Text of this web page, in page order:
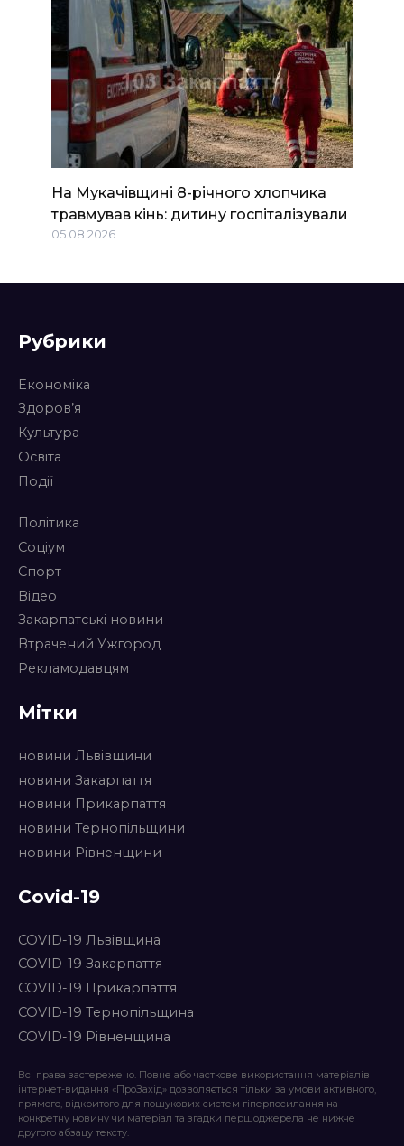
На Мукачівщині 8-річного хлопчика
травмував кінь: дитину госпіталізували
05.08.2026
Рубрики
Економіка
Здоров’я
Культура
Освіта
Події
Політика
Соціум
Спорт
Відео
Закарпатські новини
Втрачений Ужгород
Рекламодавцям
Мітки
новини Львівщини
новини Закарпаття
новини Прикарпаття
новини Тернопільщини
новини Рівненщини
Covid-19
COVID-19 Львівщина
COVID-19 Закарпаття
COVID-19 Прикарпаття
COVID-19 Тернопільщина
COVID-19 Рівненщина
Всі права застережено. Повне або часткове використання матеріалів
інтернет-видання «ПроЗахід» дозволяється тільки за умови активного,
прямого, відкритого для пошукових систем гіперпосилання на
конкретну новину чи матеріал та згадки першоджерела не нижче
другого абзацу тексту.